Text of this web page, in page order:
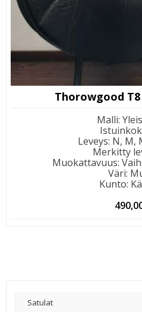
Thorowgood
Malli:
Leveys: N, M,
Merkitty
Muokattavuus:
Väri:
Kunto:
Satulat